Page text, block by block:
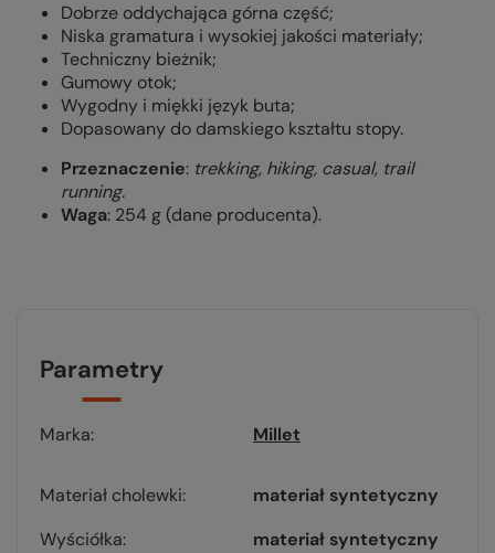
Dobrze oddychająca górna część;
Niska gramatura i wysokiej jakości materiały;
Techniczny bieżnik;
Gumowy otok;
Wygodny i miękki język buta;
Dopasowany do damskiego kształtu stopy.
Przeznaczenie: trekking, hiking, casual, trail
running.
Waga: 254 g(dane producenta).
Parametry
Marka Millet
Materiał cholewki
materiał syntetyczny
Wyściółka
materiał syntetyczny